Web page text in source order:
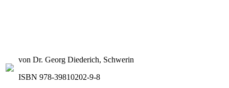
von Dr. Georg Diederich, Schwerin
ISBN 978-39810202-9-8